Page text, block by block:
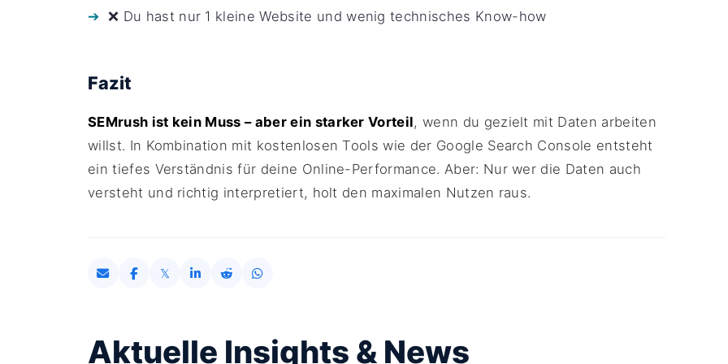
❌ Du hast nur 1 kleine Website und wenig technisches Know-how
Fazit
SEMrush ist kein Muss – aber ein starker Vorteil, wenn du gezielt mit Daten arbeiten
willst. In Kombination mit kostenlosen Tools wie der Google Search Console entsteht
ein tiefes Verständnis für deine Online-Performance. Aber: Nur wer die Daten auch
versteht und richtig interpretiert, holt den maximalen Nutzen raus.
Aktuelle Insights & News